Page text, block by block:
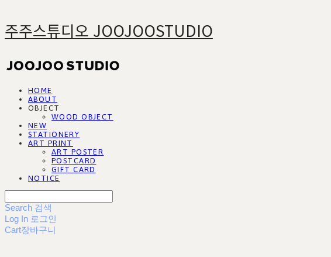
주주스튜디오 JOOJOOSTUDIO
HOME
ABOUT
OBJECT
WOOD OBJECT
NEW
STATIONERY
ART PRINT
ART POSTER
POSTCARD
GIFT CARD
NOTICE
Search 검색
Log In 로그인
Cart장바구니